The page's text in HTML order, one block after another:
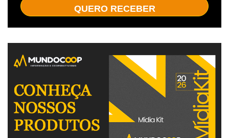
QUERO RECEBER